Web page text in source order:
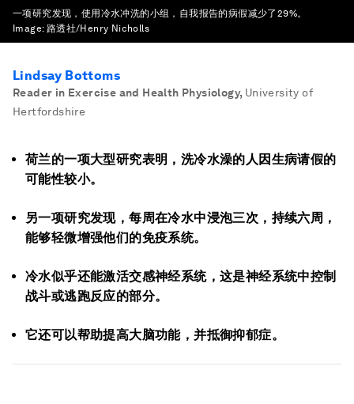
一项研究发现，使用冷水冲洗的小组，自我报告的病假减少了29%。
Image: 路透社/Henry Nicholls
Lindsay Bottoms
Reader in Exercise and Health Physiology, University of
Hertfordshire
荷兰的一项大型研究表明，洗冷水澡的人因生病请假的
可能性较小。
另一项研究发现，每周在冷水中浸泡三次，持续六周，
能够轻微增强他们的免疫系统。
冷水似乎还能激活交感神经系统，这是神经系统中控制
战斗或逃跑反应的部分。
它还可以帮助提高大脑功能，并抵御抑郁症。